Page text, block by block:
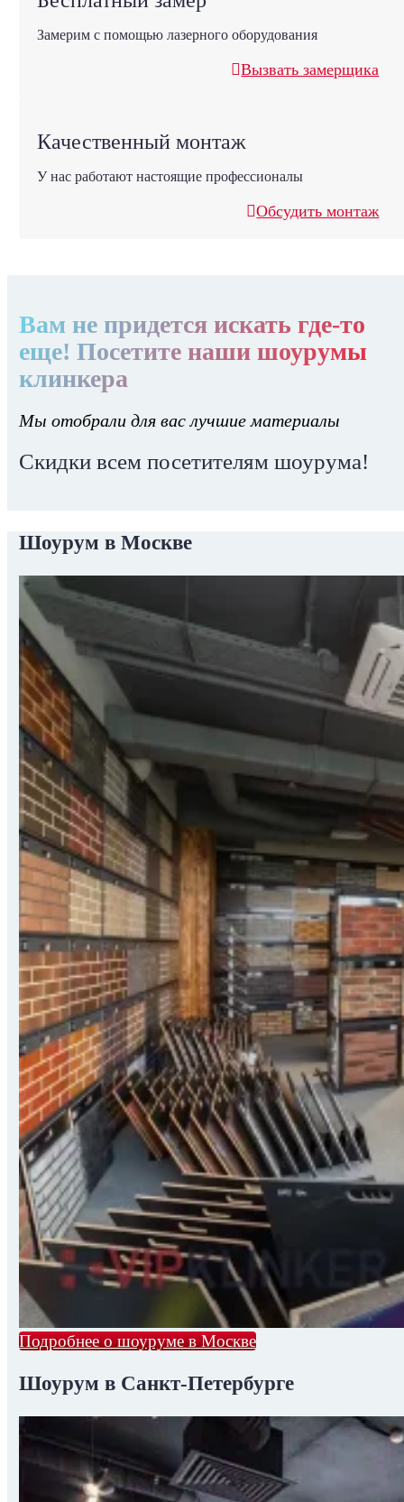
Замерим с помощью лазерного оборудования
Вызвать замерщика
Качественный монтаж
У нас работают настоящие профессионалы
Обсудить монтаж
Вам не придется искать где-то
еще! Посетите наши шоурумы
клинкера
Мы отобрали для вас лучшие материалы
Скидки всем посетителям шоурума!
Шоурум в Москве
Подробнее о шоуруме в Москве
Шоурум в Санкт-Петербурге